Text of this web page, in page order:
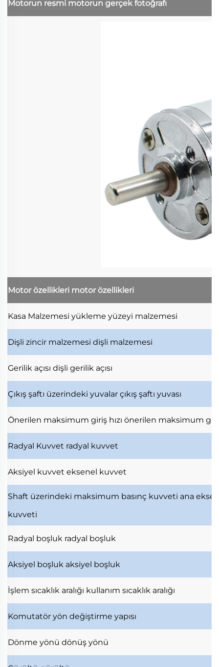
Motorun resmi motorun gerçek fotoğrafı
Motor özellikleri motor özellikleri
Kasa Malzemesi yükleme yüzeyi malzemesi
Dişli zincir malzemesi dişli malzemesi
Gerilik açısı dişli gerilik açısı
Çıkış şaftı üzerindeki yuvalar çıkış şaftı yuvası
Önerilen maksimum giriş hızı önerilen maksimum
Radyal Kuvvet radyal kuvvet
Aksiyel kuvvet eksenel kuvvet
Shaft üzerindeki maksimum basınç kuvveti ana
kuvveti
Radyal boşluk radyal boşluk
Aksiyel boşluk aksiyel boşluk
İşlem sıcaklık aralığı kullanım sıcaklık aralığı
Komutatör yön değiştirme yapısı
Dönme yönü dönüş yönü